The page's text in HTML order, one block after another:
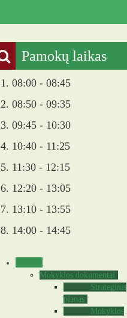
Pamokų laikas
1. 08:00 - 08:45
2. 08:50 - 09:35
3. 09:45 - 10:30
4. 10:40 - 11:25
5. 11:30 - 12:15
6. 12:20 - 13:05
7. 13:10 - 13:55
8. 14:00 - 14:45
Mokyklos dokumentai
Strateginis
planas
Mokyklos